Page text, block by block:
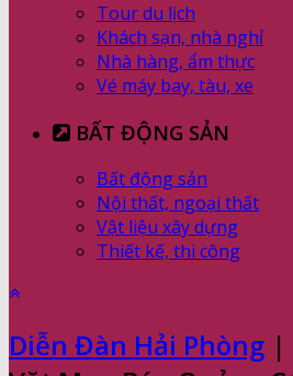
Tour du lịch
Khách sạn, nhà nghỉ
Nhà hàng, ẩm thực
Vé máy bay, tàu, xe
BẤT ĐỘNG SẢN
Bất động sản
Nội thất, ngoại thất
Vật liệu xây dựng
Thiết kế, thi công
Diễn Đàn Hải Phòng |